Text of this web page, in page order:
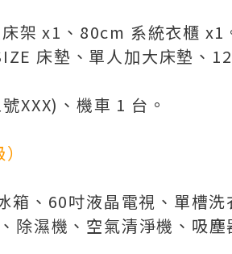
架 x1、80cm 系統衣櫃 x1
床墊、單人加大床墊、
XXX)、機車 1 台。
箱、60吋液晶電視、單槽洗
除濕機、空氣清淨機、吸塵